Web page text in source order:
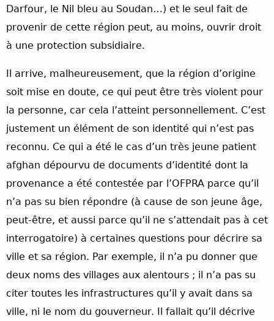
Darfour, le Nil bleu au Soudan…) et le seul fait de
provenir de cette région peut, au moins, ouvrir droit
à une protection subsidiaire.
Il arrive, malheureusement, que la région d’origine
soit mise en doute, ce qui peut être très violent pour
la personne, car cela l’atteint personnellement. C’est
justement un élément de son identité qui n’est pas
reconnu. Ce qui a été le cas d’un très jeune patient
afghan dépourvu de documents d’identité dont la
provenance a été contestée par l’OFPRA parce qu’il
n’a pas su bien répondre (à cause de son jeune âge,
peut-être, et aussi parce qu’il ne s’attendait pas à cet
interrogatoire) à certaines questions pour décrire sa
ville et sa région. Par exemple, il n’a pu donner que
deux noms des villages aux alentours ; il n’a pas su
citer toutes les infrastructures qu’il y avait dans sa
ville, ni le nom du gouverneur. Il fallait qu’il décrive